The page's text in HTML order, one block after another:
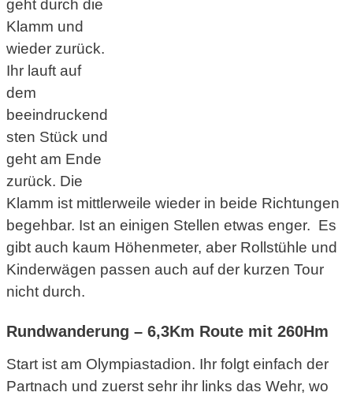
geht durch die
Klamm und
wieder zurück.
Ihr lauft auf
dem
beeindruckend
sten Stück und
geht am Ende
zurück. Die
Klamm ist mittlerweile wieder in beide Richtungen
begehbar. Ist an einigen Stellen etwas enger. Es
gibt auch kaum Höhenmeter, aber Rollstühle und
Kinderwägen passen auch auf der kurzen Tour
nicht durch.
Rundwanderung – 6,3Km Route mit 260Hm
Start ist am Olympiastadion. Ihr folgt einfach der
Partnach und zuerst sehr ihr links das Wehr, wo